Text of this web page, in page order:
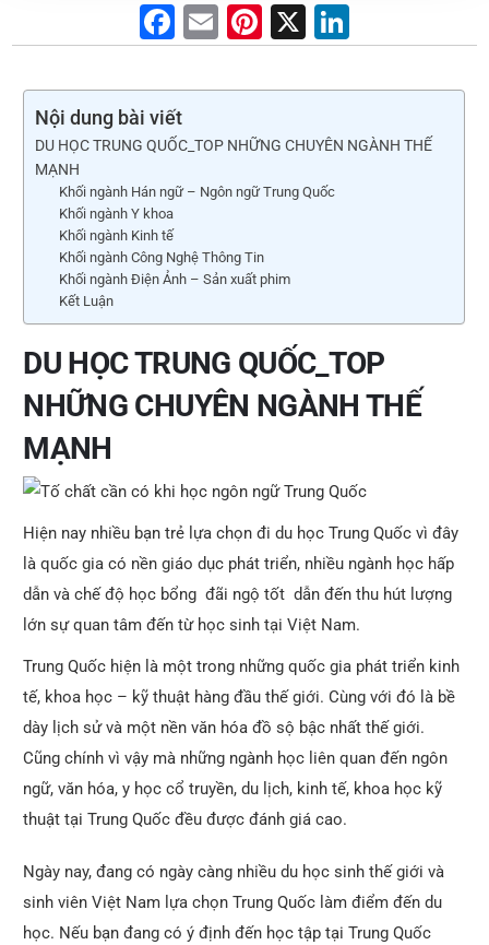
F
a
c
b
o
k
E
m
ai
Pi
nt
er
st
X
n
k
e
dI
Nội dung bài viết
DU HỌC TRUNG QUỐC_TOP NHỮNG CHUYÊN NGÀNH THẾ
MẠNH
Khối ngành Hán ngữ – Ngôn ngữ Trung Quốc
Khối ngành Y khoa
Khối ngành Kinh tế
Khối ngành Công Nghệ Thông Tin
Khối ngành Điện Ảnh – Sản xuất phim
Kết Luận
DU HỌC TRUNG QUỐC_TOP
NHỮNG CHUYÊN NGÀNH THẾ
MẠNH
Hiện nay nhiều bạn trẻ lựa chọn đi du học Trung Quốc vì đây
là quốc gia có nền giáo dục phát triển, nhiều ngành học hấp
dẫn và chế độ học bổng đãi ngộ tốt dẫn đến thu hút lượng
lớn sự quan tâm đến từ học sinh tại Việt Nam.
Trung Quốc hiện là một trong những quốc gia phát triển kinh
tế, khoa học – kỹ thuật hàng đầu thế giới. Cùng với đó là bề
dày lịch sử và một nền văn hóa đồ sộ bậc nhất thế giới.
Cũng chính vì vậy mà những ngành học liên quan đến ngôn
ngữ, văn hóa, y học cổ truyền, du lịch, kinh tế, khoa học kỹ
thuật tại Trung Quốc đều được đánh giá cao.
Ngày nay, đang có ngày càng nhiều du học sinh thế giới và
sinh viên Việt Nam lựa chọn Trung Quốc làm điểm đến du
học. Nếu bạn đang có ý định đến học tập tại Trung Quốc